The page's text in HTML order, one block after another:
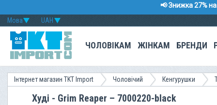
📢 Знижка 27%
UAH
Мова
ЧОЛОВІКАМ ЖІНКАМ БРЕНДИ
Інтернет магазин TKT Import Чоловічий Кенгурушки
Худі - Grim Reaper – 7000220-black